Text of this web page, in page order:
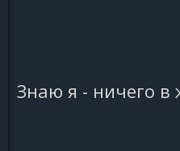
Знаю я - ничего в